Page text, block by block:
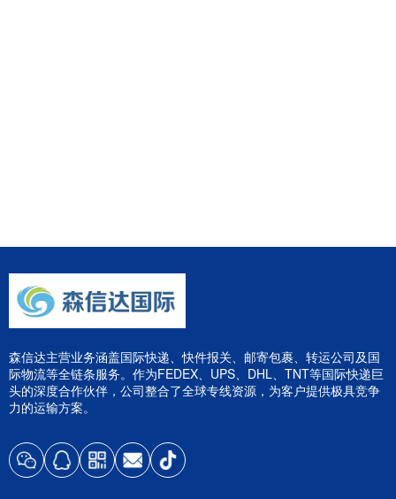
森信达主营业务涵盖国际快递、快件报关、邮寄包裹、转运公司及国
际物流等全链条服务。作为FEDEX、UPS、DHL、TNT等国际快递巨
头的深度合作伙伴，公司整合了全球专线资源，为客户提供极具竞争
力的运输方案。